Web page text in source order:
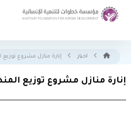
اخبار إنارة منازل مشروع
إنارة منازل مشروع توزيع